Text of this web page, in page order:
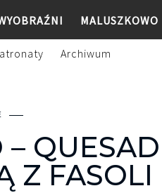
MALUSZKOWO
Archiwum
Z FASOLI